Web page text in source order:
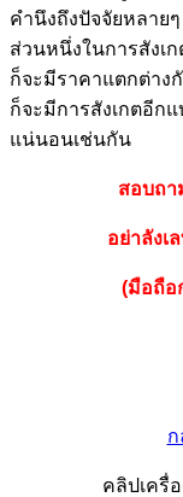
คำนึงถึงปัจจัยหลาย
ส่วนหนึ่งในการสังเ
ก็จะมีราคาแตกต่าง
ก็จะมีการสังเกตอีก
แน่นอนเช่นกัน
สอบถา
อย่าลังเ
(มือถือ
คลิปเครื่